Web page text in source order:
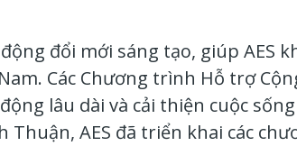
đổi mới sáng tạo, giúp AES
Các Chương trình Hỗ trợ
lâu dài và cải thiện cuộc
Thuận, AES đã triển khai các